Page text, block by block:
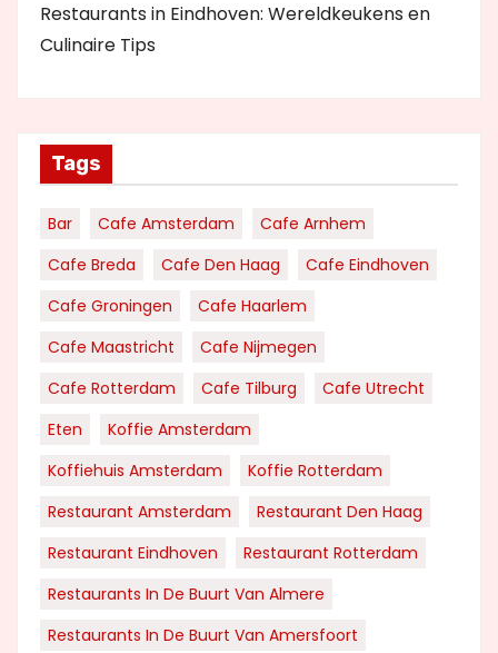
Restaurants in Eindhoven: Wereldkeukens en
Culinaire Tips
Tags
Bar Cafe Amsterdam
Cafe Arnhem
Cafe Breda
Cafe Den Haag
Cafe Eindhoven
Cafe Groningen
Cafe Haarlem
Cafe Maastricht
Cafe Nijmegen
Cafe Rotterdam
Cafe Tilburg
Cafe Utrecht
Eten
Koffie Amsterdam
Koffiehuis Amsterdam
Koffie Rotterdam
Restaurant Amsterdam
Restaurant Den Haag
Restaurant Eindhoven
Restaurant Rotterdam
Restaurants In De Buurt Van Almere
Restaurants In De Buurt Van Amersfoort